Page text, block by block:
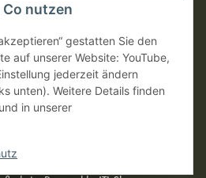
nutzen
gestatten Sie den
auf unserer Website: YouTube,
jederzeit ändern
unten). Weitere Details finden
und in unserer
widerrufen
USt., zzgl.